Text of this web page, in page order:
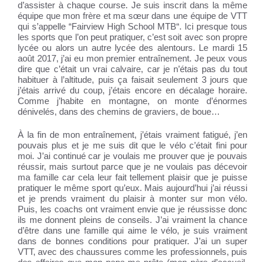
d’assister à chaque course. Je suis inscrit dans la même
équipe que mon frère et ma sœur dans une équipe de VTT
qui s’appelle “Fairview High School MTB“. Ici presque tous
les sports que l’on peut pratiquer, c’est soit avec son propre
lycée ou alors un autre lycée des alentours. Le mardi 15
août 2017, j’ai eu mon premier entraînement. Je peux vous
dire que c’était un vrai calvaire, car je n’étais pas du tout
habituer à l’altitude, puis ça faisait seulement 3 jours que
j’étais arrivé du coup, j’étais encore en décalage horaire.
Comme j’habite en montagne, on monte d’énormes
dénivelés, dans des chemins de graviers, de boue…
À la fin de mon entraînement, j’étais vraiment fatigué, j’en
pouvais plus et je me suis dit que le vélo c’était fini pour
moi. J’ai continué car je voulais me prouver que je pouvais
réussir, mais surtout parce que je ne voulais pas décevoir
ma famille car cela leur fait tellement plaisir que je puisse
pratiquer le même sport qu’eux. Mais aujourd’hui j’ai réussi
et je prends vraiment du plaisir à monter sur mon vélo.
Puis, les coachs ont vraiment envie que je réussisse donc
ils me donnent pleins de conseils. J’ai vraiment la chance
d’être dans une famille qui aime le vélo, je suis vraiment
dans de bonnes conditions pour pratiquer. J’ai un super
VTT, avec des chaussures comme les professionnels, puis